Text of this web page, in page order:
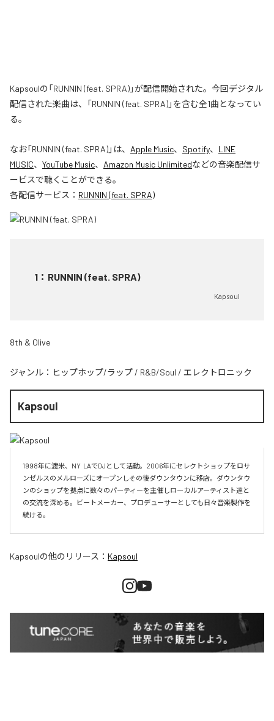
Kapsoulの「RUNNIN (feat. SPRA)」が配信開始された。今回デジタル
配信された楽曲は、「RUNNIN (feat. SPRA)」を含む全1曲となってい
る。
なお「RUNNIN (feat. SPRA)」は、 Apple Music、 Spotify、 LINE
MUSIC、 YouTube Music、 Amazon Music Unlimitedなどの音楽配信サ
ービスで聴くことができる。
各配信サービス： RUNNIN (feat. SPRA)
1 ： RUNNIN (feat. SPRA)
Kapsoul
8th & Olive
ジャンル： ヒップホップ/ラップ / R&B/Soul / エレクトロニック
Kapsoul
1998年に渡米、NY  LAでDJとして活動。2006年にセレクトショップをロサ
ンゼルスのメルローズにオープンしその後ダウンタウンに移店。ダウンタウ
ンのショップを拠点に数々のパーティーを主催しローカルアーティスト達と
の交流を深める。ビートメーカー、プロデューサーとしても日々音楽製作を
続ける。
Kapsoulの他のリリース： Kapsoul